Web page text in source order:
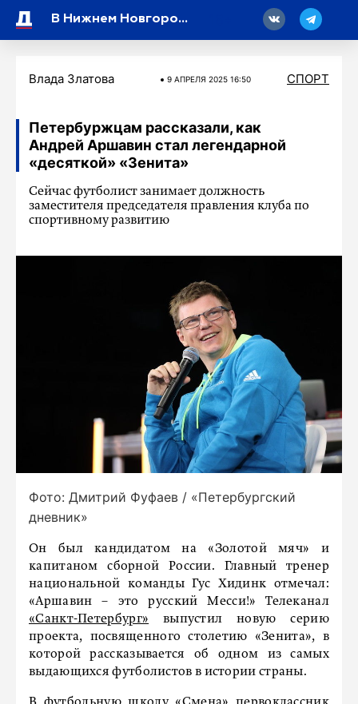
В Нижнем Новгороде состоятся два чемпионских поединка
Влада Златова 9 АПРЕЛЯ 2025 16:50 СПОРТ
Петербуржцам рассказали, как
Андрей Аршавин стал легендарной
«десяткой» «Зенита»
Сейчас футболист занимает должность
заместителя председателя правления клуба по
спортивному развитию
Фото: Дмитрий Фуфаев / «Петербургский
дневник»
Он был кандидатом на «Золотой мяч» и
капитаном сборной России. Главный тренер
национальной команды Гус Хидинк отмечал:
«Аршавин – это русский Месси!» Телеканал
«Санкт-Петербург» выпустил новую серию
проекта, посвященного столетию «Зенита», в
которой рассказывается об одном из самых
выдающихся футболистов в истории страны.